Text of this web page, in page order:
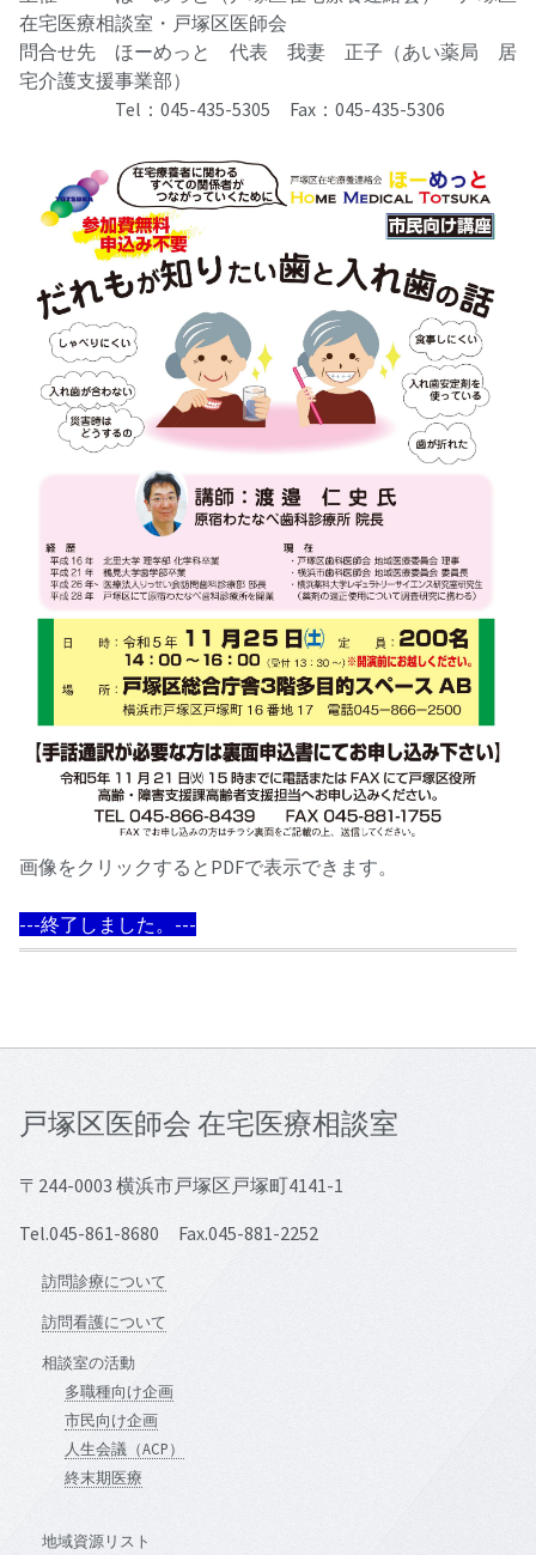
在宅医療相談室・戸塚区医師会
問合せ先 ほーめっと 代表 我妻 正子（あい薬局 居
宅介護支援事業部）
Tel：045-435-5305 Fax：045-435-5306
画像をクリックするとPDFで表示できます。
---終了しました。---
戸塚区医師会 在宅医療相談室
〒244-0003 横浜市戸塚区戸塚町4141-1
Tel.045-861-8680 Fax.045-881-2252
訪問診療について
訪問看護について
相談室の活動
多職種向け企画
市民向け企画
人生会議（ACP）
終末期医療
地域資源リスト